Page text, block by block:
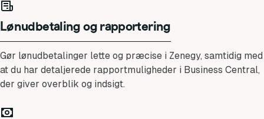
Lønudbetaling og rapportering
Gør lønudbetalinger lette og præcise i Zenegy, samtidig med
at du har detaljerede rapportmuligheder i Business Central,
der giver overblik og indsigt.